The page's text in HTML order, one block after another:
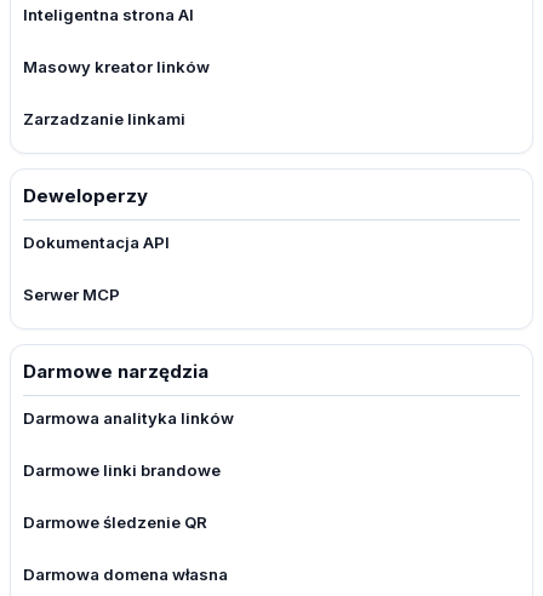
Inteligentna strona AI
Masowy kreator linków
Zarzadzanie linkami
Deweloperzy
Dokumentacja API
Serwer MCP
Darmowe narzędzia
Darmowa analityka linków
Darmowe linki brandowe
Darmowe śledzenie QR
Darmowa domena własna